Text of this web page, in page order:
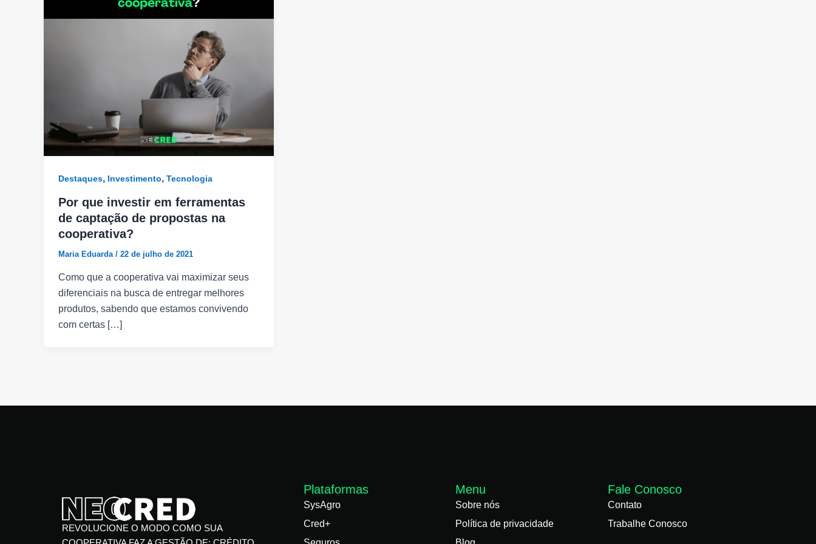
Destaques, Investimento, Tecnologia
Por que investir em ferramentas
de captação de propostas na
cooperativa?
Maria Eduarda / 22 de julho de 2021
Como que a cooperativa vai maximizar seus
diferenciais na busca de entregar melhores
produtos, sabendo que estamos convivendo
com certas […]
REVOLUCIONE O MODO COMO SUA
Plataformas
SysAgro
Cred+
Menu
Sobre nós
Política de privacidade
Fale Conosco
Contato
Trabalhe Conosco